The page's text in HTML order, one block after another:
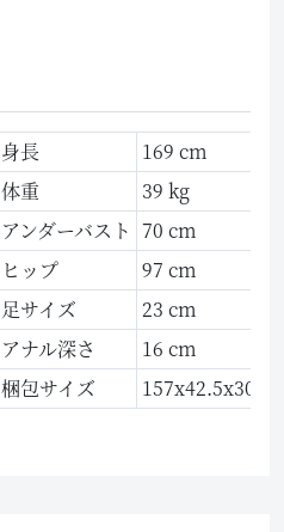
身長
169 cm
体重
39 kg
アンダーバスト 70 cm
ヒップ
97 cm
足サイズ
23 cm
アナル深さ
16 cm
梱包サイズ 157x42.5x30